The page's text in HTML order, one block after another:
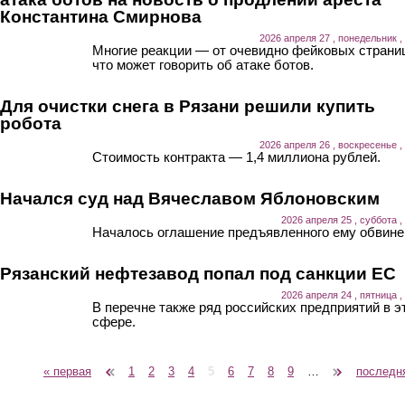
Константина Смирнова
2026 апреля 27 , понедельник ,
Многие реакции — от очевидно фейковых
что может говорить об атаке ботов.
Для очистки снега в Рязани решили купить
робота
2026 апреля 26 , воскресенье ,
Стоимость контракта — 1,4 миллиона рублей.
Начался суд над Вячеславом Яблоновским
2026 апреля 25 , суббота ,
Началось оглашение предъявленного ему
Рязанский нефтезавод попал под санкции ЕС
2026 апреля 24 , пятница ,
В перечне также ряд российских предприятий в
сфере.
Страницы
« первая 1 2 3 4 5 6 7 8 9